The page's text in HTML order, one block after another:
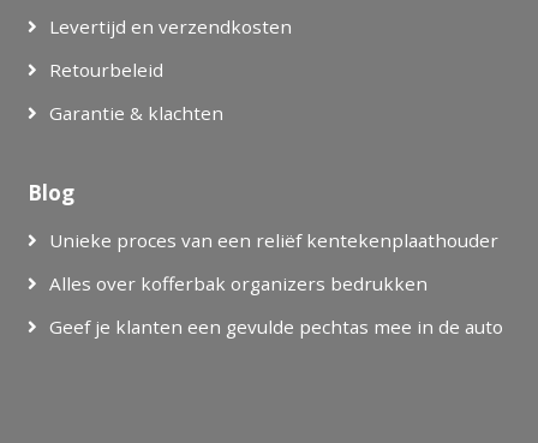
Levertijd en verzendkosten
Retourbeleid
Garantie & klachten
Blog
Unieke proces van een reliëf kentekenplaathouder
Alles over kofferbak organizers bedrukken
Geef je klanten een gevulde pechtas mee in de auto